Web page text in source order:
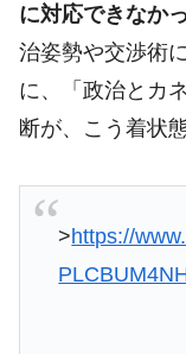
に対応できなか
治姿勢や交渉術
に、「政治とカ
断が、こう着状
>https://